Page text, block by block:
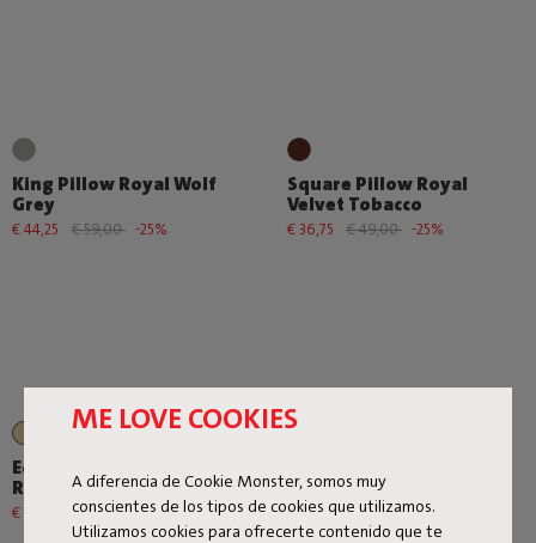
ME LOVE COOKIES
A diferencia de Cookie Monster, somos muy
conscientes de los tipos de cookies que utilizamos.
Utilizamos cookies para ofrecerte contenido que te
King Pillow Royal Wolf
Grey
€ 44,25 € 59,00 -25%
Square Pillow Royal
Velvet Tobacco
€ 36,75 € 49,00 -25%
+1
Edison the Petit
Residence
€ 44,25 € 59,00 -25%
€ 164,25 € 219,00